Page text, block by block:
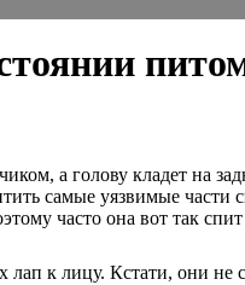
а голову кладет на
самые уязвимые части
часто она вот так спит
к лицу. Кстати, они не